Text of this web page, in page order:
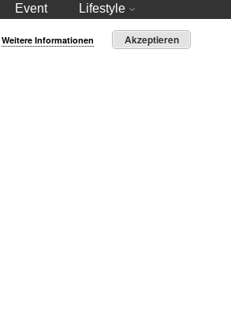
Event Lifestyle
Weitere Informationen Akzeptieren